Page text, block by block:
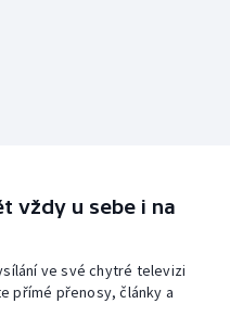
vždy u sebe i na
ve své chytré televizi
přímé přenosy, články a